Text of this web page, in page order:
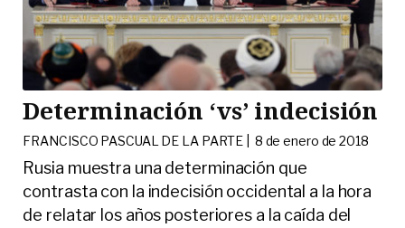
Determinación ‘vs’ indecisión
FRANCISCO PASCUAL DE LA PARTE | 8 de enero de 2018
Rusia muestra una determinación que
contrasta con la indecisión occidental a la hora
de relatar los años posteriores a la caída del